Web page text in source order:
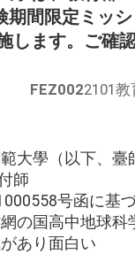
期間限定ミッ
します。ご確
FEZ0022101
大學（以下、臺
師
号函に基づ
の国高中地球科
あり面白い